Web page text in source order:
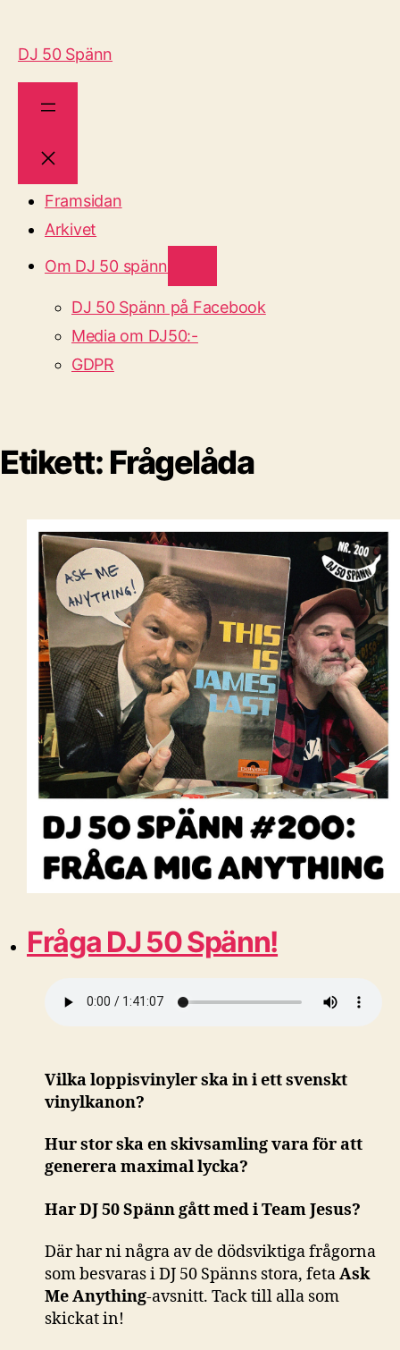
DJ 50 Spänn
Framsidan
Arkivet
Om DJ 50 spänn
DJ 50 Spänn på Facebook
Media om DJ50:-
GDPR
Etikett: Frågelåda
Fråga DJ 50 Spänn!
Vilka loppisvinyler ska in i ett svenskt
vinylkanon?
Hur stor ska en skivsamling vara för att
generera maximal lycka?
Har DJ 50 Spänn gått med i Team Jesus?
Där har ni några av de dödsviktiga frågorna
som besvaras i DJ 50 Spänns stora, fetaAsk
Me Anything-avsnitt. Tack till alla som
skickat in!